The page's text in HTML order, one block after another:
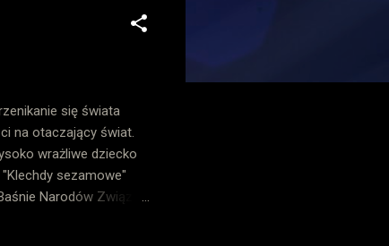
się świata
na otaczający świat.
wrażliwe dziecko
sezamowe"
Narodów Związku